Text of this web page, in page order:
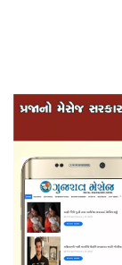
Previous